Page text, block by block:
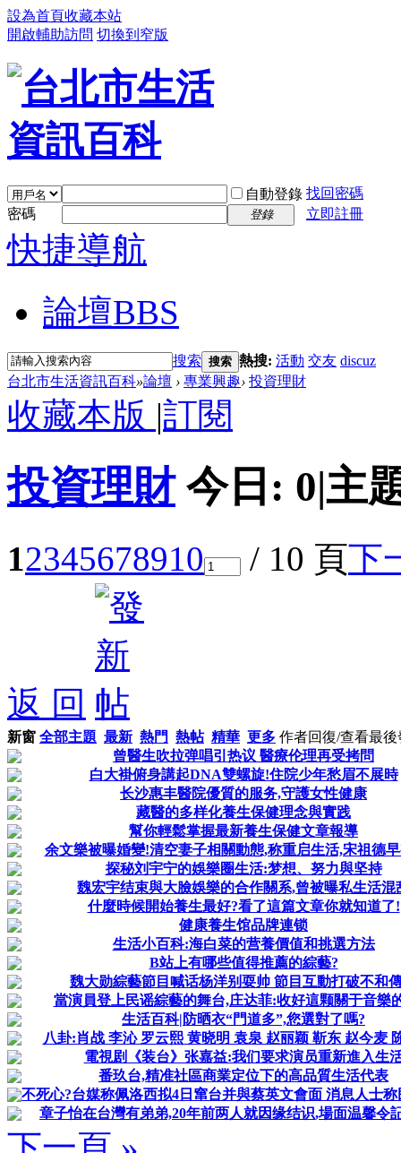
設為首頁收藏本站
開啟輔助訪問 切換到窄版
自動登錄 找回密碼
密碼
登錄 立即註冊
快捷導航
論壇BBS
搜索 搜索 熱搜: 活動 交友 discuz
台北市生活資訊百科»論壇 › 專業興趣› 投資理財
收藏本版 |訂閱
投資理財 今日: 0|主
12345678910 / 10 頁下
返 回
新窗 全部主題 最新 熱門 熱帖 精華 更多 作者回復/查看最後
曾醫生吹拉弹唱引热议 醫療伦理再受拷問
白大褂俯身講起DNA雙螺旋!住院少年愁眉不展時
长沙惠丰醫院優質的服务,守護女性健康
藏醫的多样化養生保健理念與實践
幫你輕鬆掌握最新養生保健文章報導
余文樂被曝婚變!清空妻子相關動態,称重启生活,宋祖德
探秘刘宇宁的娛樂圈生活:梦想、努力與坚持
魏宏宇结束與大臉娛樂的合作關系,曾被曝私生活混
什麼時候開始養生最好?看了這篇文章你就知道了!
健康養生馆品牌連锁
生活小百科:海白菜的营養價值和挑選方法
B站上有哪些值得推薦的綜藝?
魏大勋綜藝節目喊话杨洋别耍帅 節目互動打破不和
當演員登上民谣綜藝的舞台,庄达菲:收好這颗關于音樂
生活百科|防晒衣“門道多”,您選對了嗎?
八卦:肖战 李沁 罗云熙 黄晓明 袁泉 赵丽颖 靳东 赵今麦
電視剧《装台》张嘉益:我们要求演员重新進入生
番玖台,精准社區商業定位下的高品質生活代表
不死心?台媒称佩洛西拟4日窜台并與蔡英文會面 消息人士称
章子怡在台灣有弟弟,20年前两人就因缘结识,場面温馨令